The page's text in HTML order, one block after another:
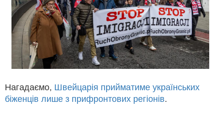
Нагадаємо, Швейцарія прийматиме українських
біженців лише з прифронтових регіонів.